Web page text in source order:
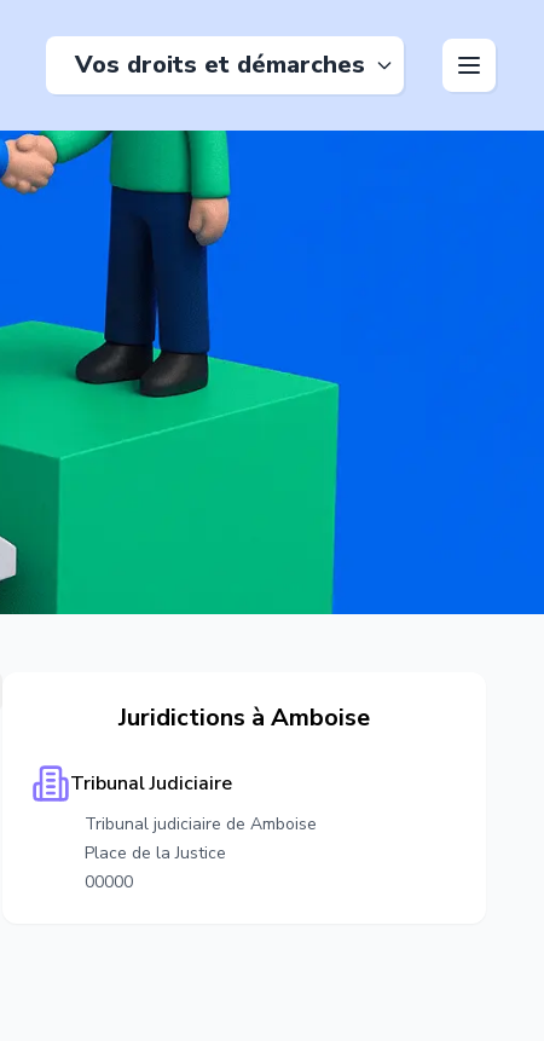
Vos droits et démarches
Juridictions à Amboise
Tribunal Judiciaire
Tribunal judiciaire de Amboise
Place de la Justice
00000